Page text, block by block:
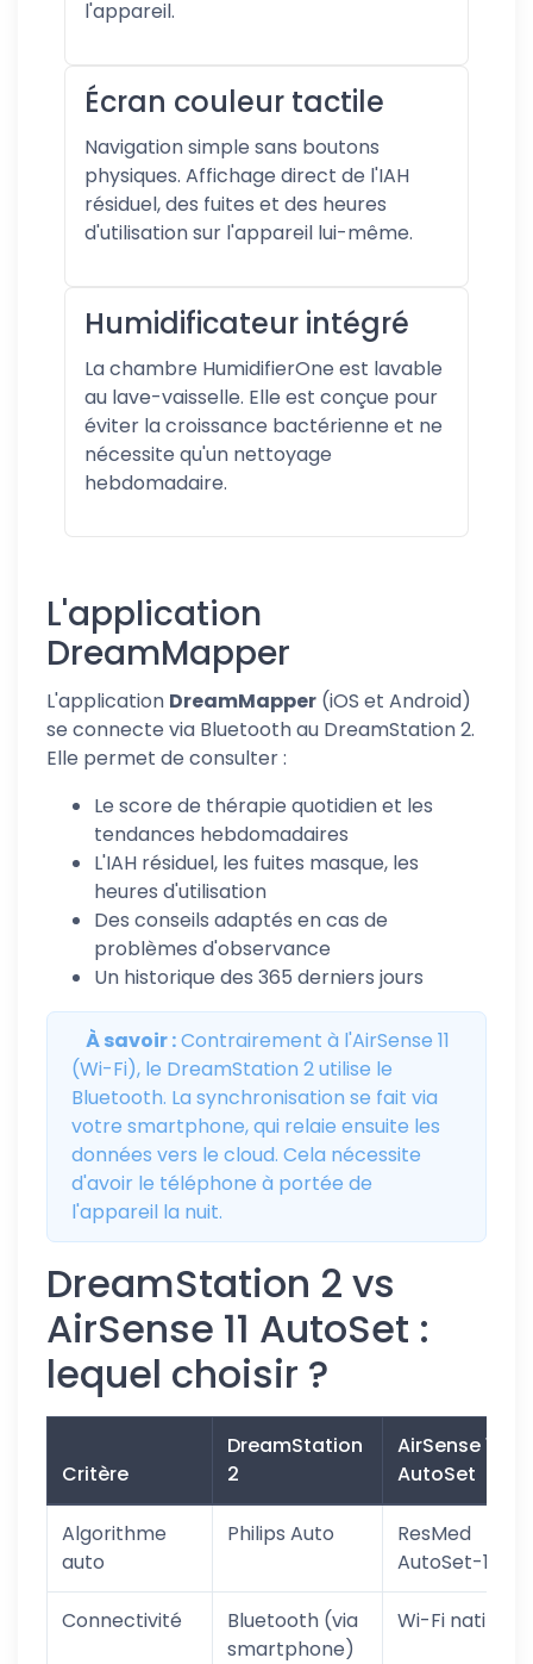
l'appareil.
Écran couleur tactile
Navigation simple sans boutons
physiques. Affichage direct de l'IAH
résiduel, des fuites et des heures
d'utilisation sur l'appareil lui-même.
Humidificateur intégré
La chambre HumidifierOne est lavable
au lave-vaisselle. Elle est conçue pour
éviter la croissance bactérienne et ne
nécessite qu'un nettoyage
hebdomadaire.
L'application
DreamMapper
L'application DreamMapper (iOS et Android)
se connecte via Bluetooth au DreamStation 2.
Elle permet de consulter :
Le score de thérapie quotidien et les
tendances hebdomadaires
L'IAH résiduel, les fuites masque, les
heures d'utilisation
Des conseils adaptés en cas de
problèmes d'observance
Un historique des 365 derniers jours
À savoir :Contrairement à l'AirSense 11
(Wi-Fi), le DreamStation 2 utilise le
Bluetooth. La synchronisation se fait via
votre smartphone, qui relaie ensuite les
données vers le cloud. Cela nécessite
d'avoir le téléphone à portée de
l'appareil la nuit.
DreamStation 2 vs
AirSense 11 AutoSet :
lequel choisir ?
Critère
DreamStation
2
AirSense 11
AutoSet
Algorithme
auto
Philips Auto
ResMed
AutoSet-14
Connectivité
Bluetooth (via
smartphone)
Wi-Fi natif